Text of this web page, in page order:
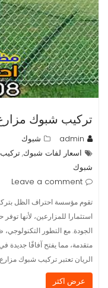
تركيب شبوك
admin
شبوك
اسعار لفات شبوك,
شبوك
Leave a comment
تقوم مؤسسة احتراف الظل
استثمارا للمزارعين، لأنها
الجودة. مع التطور
متقدمة، مما يفتح آفاقًا
الريان تعتبر تركيب شبوك
عرض اكثر